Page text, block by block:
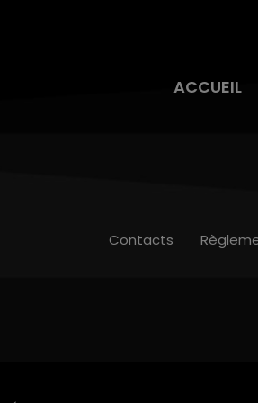
ACCUEIL
Contacts